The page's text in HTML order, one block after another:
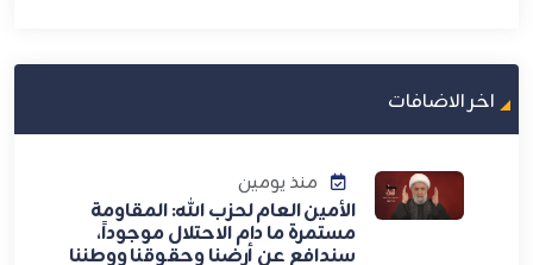
اخر الاضافات
منذ يومين
الأمين العام لحزب الله: المقاومة
مستمرة ما دام الاحتلال موجوداً،
سندافع عن أرضنا وحقوقنا ووطننا